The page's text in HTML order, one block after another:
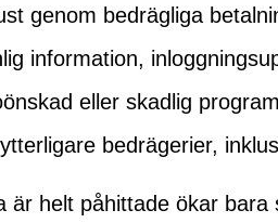
genom bedrägliga
information,
eller skadlig
bedrägerier,
är helt påhittade ökar